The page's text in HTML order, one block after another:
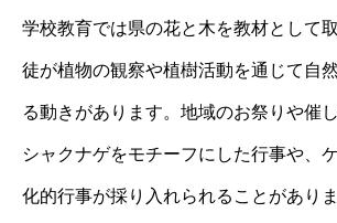
学校教育では県の花と木を教材として
徒が植物の観察や植樹活動を通じて自
る動きがあります。地域のお祭りや催
シャクナゲをモチーフにした行事や、
化的行事が採り入れられることがありま